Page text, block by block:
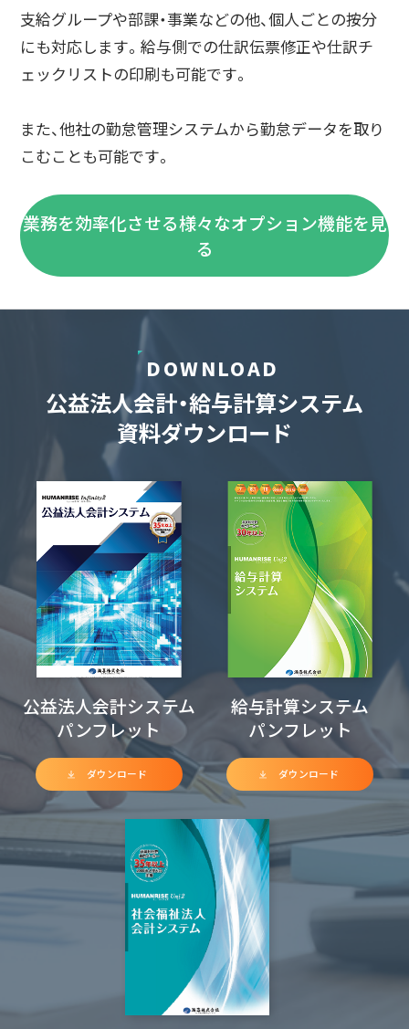
支給グループや部課・事業などの他、個人ごとの按分
にも対応します。給与側での仕訳伝票修正や仕訳チ
ェックリストの印刷も可能です。
また、他社の勤怠管理システムから勤怠データを取り
こむことも可能です。
業務を効率化させる様々なオプション機能を見
る
DOWNLOAD
公益法人会計・給与計算システム
資料ダウンロード
公益法人会計システム
パンフレット
ダウンロード
給与計算システム
パンフレット
ダウンロード